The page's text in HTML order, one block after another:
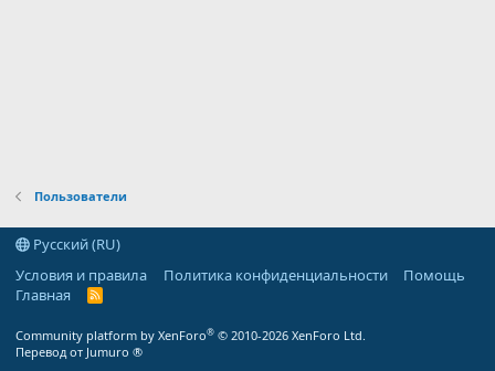
Пользователи
Русский (RU)
Условия и правила
Политика конфиденциальности
Помощь
Главная
R
Community platform by XenForo® © 2010-2026 XenForo Ltd.
Перевод от Jumuro ®